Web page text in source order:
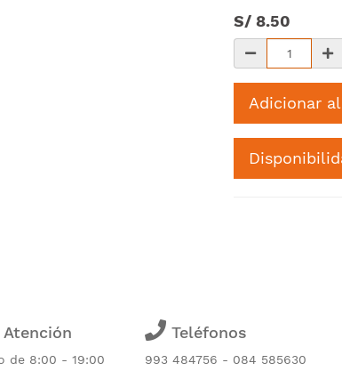
S/ 8.50
Adicionar
de 8:00 - 19:00
Teléfonos
993 484756 - 084 585630